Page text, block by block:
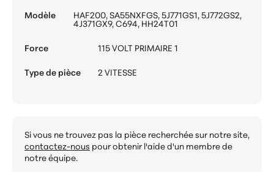
Modèle
HAF200, SA55NXFGS, 5J771GS1, 5J772GS2,
4J371GX9, C694, HH24T01
Force
115 VOLT PRIMAIRE 1
Type de pièce
2 VITESSE
Si vous ne trouvez pas la pièce recherchée sur notre site,
contactez-nous pour obtenir l'aide d'un membre de
notre équipe.